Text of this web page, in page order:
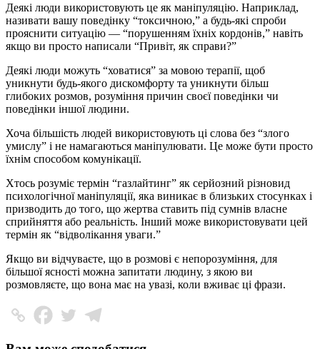
Деякі люди використовують це як маніпуляцію. Наприклад,
називати вашу поведінку “токсичною,” а будь-які спроби
прояснити ситуацію — “порушенням їхніх кордонів,” навіть
якщо ви просто написали “Привіт, як справи?”
Деякі люди можуть “ховатися” за мовою терапії, щоб
уникнути будь-якого дискомфорту та уникнути більш
глибоких розмов, розуміння причин своєї поведінки чи
поведінки іншої людини.
Хоча більшість людей використовують ці слова без “злого
умислу” і не намагаються маніпулювати. Це може бути просто
їхнім способом комунікації.
Хтось розуміє термін “газлайтинг” як серйозний різновид
психологічної маніпуляції, яка виникає в близьких стосунках і
призводить до того, що жертва ставить під сумнів власне
сприйняття або реальність. Інший може використовувати цей
термін як “відволікання уваги.”
Якщо ви відчуваєте, що в розмові є непорозуміння, для
більшої ясності можна запитати людину, з якою ви
розмовляєте, що вона має на увазі, коли вживає ці фрази.